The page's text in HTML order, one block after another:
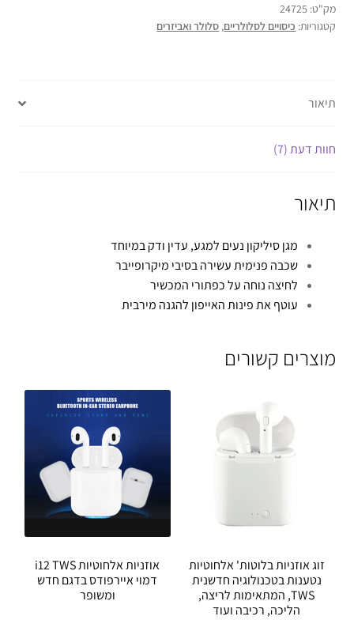
מק"ט: 24725
קטגוריות: כיסויים לסלולריים, סלולר ואביזרים
תיאור
חוות דעת (7)
תיאור
מגן סיליקון נעים למגע, עדין ודק במיוחד
שכבה פנימית עשירה בסיבי מיקרופייבר
לחיצה נוחה על כפתורי המכשיר
עוטף את פינות האייפון להגנה מירבית
מוצרים קשורים
זוג אוזניות בלוטות' אלחוטיות
נטענות בטכנולוגיה חדשנית
TWS, המתאימות לריצה,
הליכה, רכיבה ועוד
אוזניות אלחוטיות i12 TWS
דמוי איירפודס בדגם חדש
ומשופר